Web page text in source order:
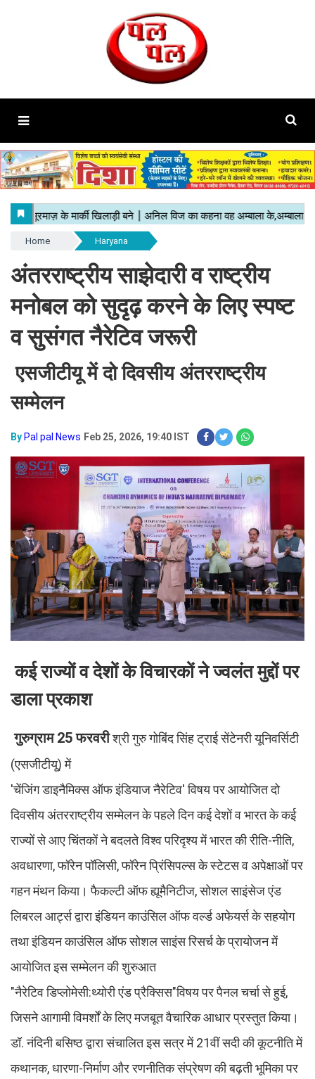
Home Haryana
अंतरराष्ट्रीय साझेदारी व राष्ट्रीय
मनोबल को सुदृढ़ करने के लिए स्पष्ट
व सुसंगत नैरेटिव जरूरी
एसजीटीयू में दो दिवसीय अंतरराष्ट्रीय
सम्मेलन
By Pal pal News Feb 25, 2026, 19:40 IST
कई राज्यों व देशों के विचारकों ने ज्वलंत मुद्दों पर
डाला प्रकाश
गुरुग्राम 25 फरवरीश्री गुरु गोबिंद सिंह ट्राई सेंटेनरी यूनिवर्सिटी
(एसजीटीयू) में
'चेंजिंग डाइनैमिक्स ऑफ इंडियाज नैरेटिव' विषय पर आयोजित दो
दिवसीय अंतरराष्ट्रीय सम्मेलन के पहले दिन कई देशों व भारत के कई
राज्यों से आए चिंतकों ने बदलते विश्व परिदृश्य में भारत की रीति-नीति,
अवधारणा, फॉरेन पॉलिसी, फॉरेन प्रिंसिपल्स के स्टेटस व अपेक्षाओं पर
गहन मंथन किया। फैकल्टी ऑफ ह्यूमैनिटीज, सोशल साइंसेज एंड
लिबरल आर्ट्स द्वारा इंडियन काउंसिल ऑफ वर्ल्ड अफेयर्स के सहयोग
तथा इंडियन काउंसिल ऑफ सोशल साइंस रिसर्च के प्रायोजन में
आयोजित इस सम्मेलन की शुरुआत
"नैरेटिव डिप्लोमेसी:थ्योरी एंड प्रैक्सिस"विषय पर पैनल चर्चा से हुई,
जिसने आगामी विमर्शों के लिए मजबूत वैचारिक आधार प्रस्तुत किया।
डॉ. नंदिनी बसिष्ठ द्वारा संचालित इस सत्र में 21वीं सदी की कूटनीति में
कथानक, धारणा-निर्माण और रणनीतिक संप्रेषण की बढ़ती भूमिका पर